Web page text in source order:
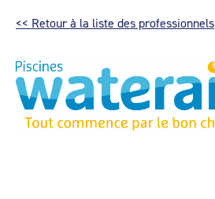
<< Retour à la liste des professionnels